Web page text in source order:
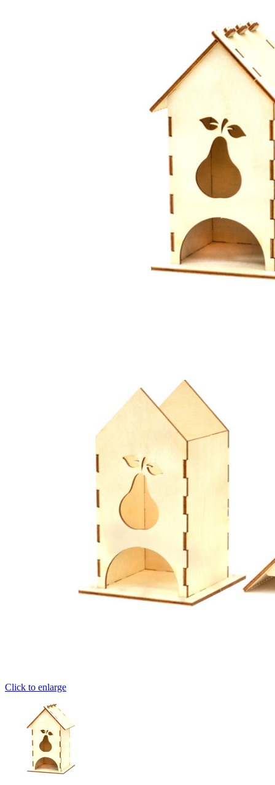
Click to enlarge